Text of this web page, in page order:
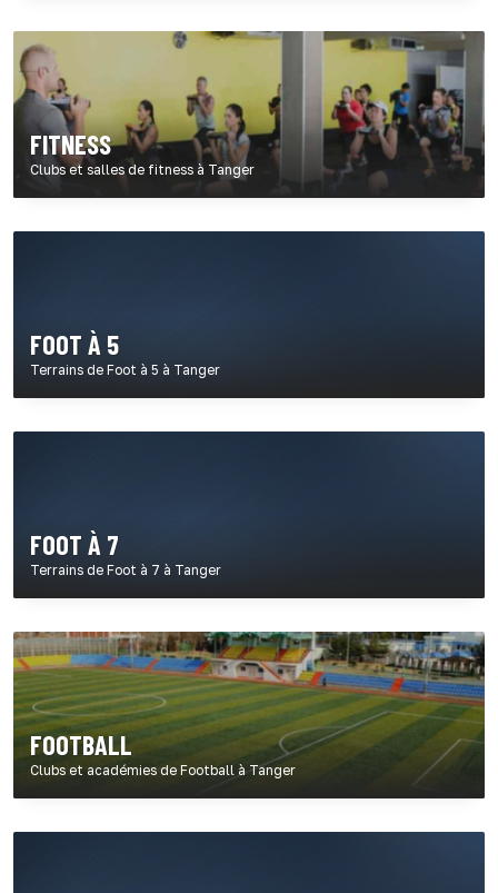
FITNESS
Clubs et salles de fitness à Tanger
FOOT À 5
Terrains de Foot à 5 à Tanger
FOOT À 7
Terrains de Foot à 7 à Tanger
FOOTBALL
Clubs et académies de Football à Tanger